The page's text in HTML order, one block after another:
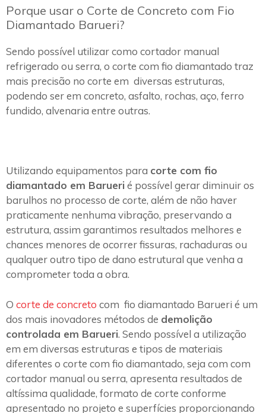
Porque usar o Corte de Concreto com Fio
Diamantado Barueri?
Sendo possível utilizar como cortador manual
refrigerado ou serra, o corte com fio diamantado traz
mais precisão no corte em diversas estruturas,
podendo ser em concreto, asfalto, rochas, aço, ferro
fundido, alvenaria entre outras.
Utilizando equipamentos para corte com fio
diamantado em Barueri é possível gerar diminuir os
barulhos no processo de corte, além de não haver
praticamente nenhuma vibração, preservando a
estrutura, assim garantimos resultados melhores e
chances menores de ocorrer fissuras, rachaduras ou
qualquer outro tipo de dano estrutural que venha a
comprometer toda a obra.
O corte de concreto com fio diamantado Barueri é um
dos mais inovadores métodos de demolição
controlada em Barueri. Sendo possível a utilização
em em diversas estruturas e tipos de materiais
diferentes o corte com fio diamantado, seja com com
cortador manual ou serra, apresenta resultados de
altíssima qualidade, formato de corte conforme
apresentado no projeto e superfícies proporcionando